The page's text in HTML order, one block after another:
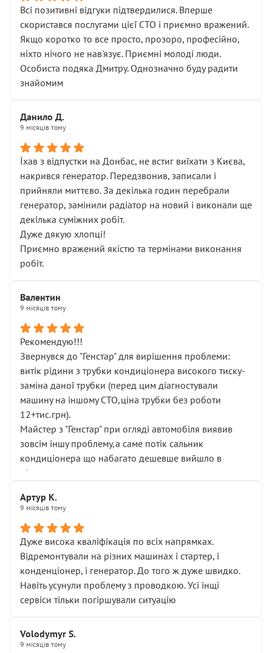
Всі позитивні відгуки підтвердилися. Вперше
скористався послугами цієї СТО і приємно вражений.
Якщо коротко то все просто, прозоро, професійно,
ніхто нічого не нав'язує. Приємні молоді люди.
Особиста подяка Дмитру. Однозначно буду радити
знайомим
Данило Д.
9 місяців тому
Їхав з відпустки на Донбас, не встиг виїхати з Києва,
накрився генератор. Передзвонив, записали і
прийняли миттєво. За декілька годин перебрали
генератор, замінили радіатор на новий і виконали ще
декілька суміжних робіт.
Дуже дякую хлопці!
Приємно вражений якістю та термінами виконання
робіт.
Валентин
9 місяців тому
Рекомендую!!!
Звернувся до "Генстар" для вирішення проблеми:
витік рідини з трубки кондиціонера високого тиску-
заміна даної трубки (перед цим діагностували
машину на іншому СТО,ціна трубки без роботи
12+тис.грн).
Майстер з "Генстар" при огляді автомобіля виявив
зовсім іншу проблему,а саме потік сальник
кондиціонера що набагато дешевше вийшло в
підсумку.
Артур К.
9 місяців тому
Дуже висока кваліфікація по всіх напрямках.
Відремонтували на різних машинах і стартер, і
конденціонер, і генератор. До того ж дуже швидко.
Навіть усунули проблему з проводкою. Усі інщі
сервіси тільки погіршували ситуацію
Volodymyr S.
9 місяців тому